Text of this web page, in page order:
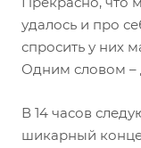
удалось и про
спросить у них
Одним словом –
В 14 часов
шикарный